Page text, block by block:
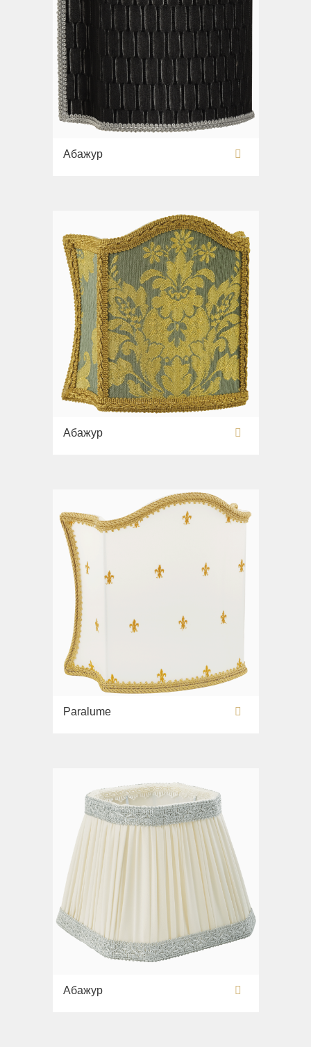
Абажур
Абажур
Paralume
Абажур